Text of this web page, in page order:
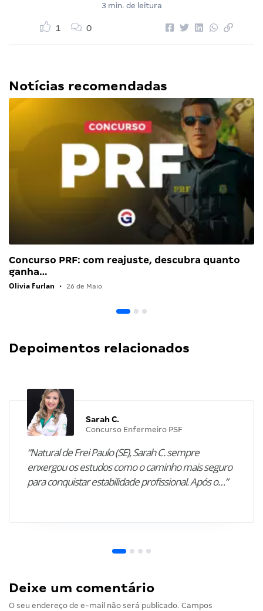
3 min. de leitura
1 0
Notícias recomendadas
Concurso PRF: com reajuste, descubra quanto
ganha…
Olivia Furlan • 26 de Maio
Depoimentos relacionados
Sarah C.
Concurso Enfermeiro PSF
“Natural de Frei Paulo (SE), Sarah C. sempre
enxergou os estudos como o caminho mais seguro
para conquistar estabilidade profissional. Após o…”
Deixe um comentário
O seu endereço de e-mail não será publicado. Campos